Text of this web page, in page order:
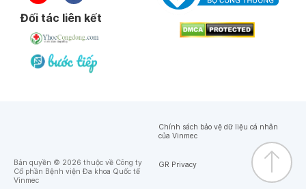
Đối tác liên kết
Bản quyền © 2026 thuộc về Công ty
Cổ phần Bệnh viện Đa khoa Quốc tế
Vinmec
Chính sách bảo vệ dữ liệu cá nhân
của Vinmec
GR Privacy